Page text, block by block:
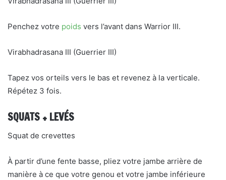
Penchez votre poids vers l’avant dans Warrior III.
Virabhadrasana III (Guerrier III)
Tapez vos orteils vers le bas et revenez à la verticale.
Répétez 3 fois.
SQUATS + LEVÉS
Squat de crevettes
À partir d’une fente basse, pliez votre jambe arrière de
manière à ce que votre genou et votre jambe inférieure